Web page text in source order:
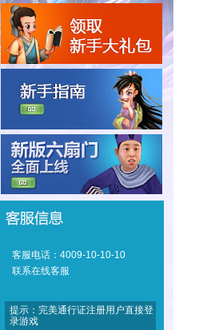
客服电话：4009-10-10-10
联系在线客服
提示：完美通行证注册用户直接登
录游戏